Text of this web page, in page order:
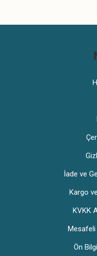
İade ve
Kargo
KVKK
Mesafeli
Ön